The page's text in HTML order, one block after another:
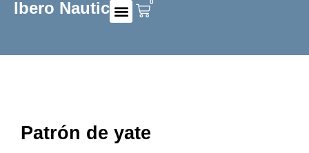
Ibero Nautic 0
Patrón de yate